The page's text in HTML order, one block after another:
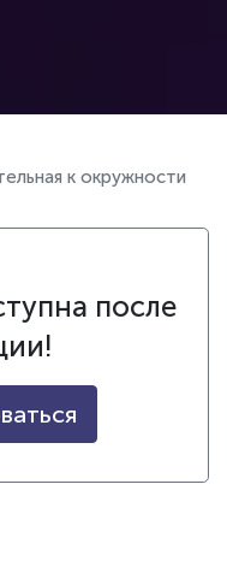
к окружности
после